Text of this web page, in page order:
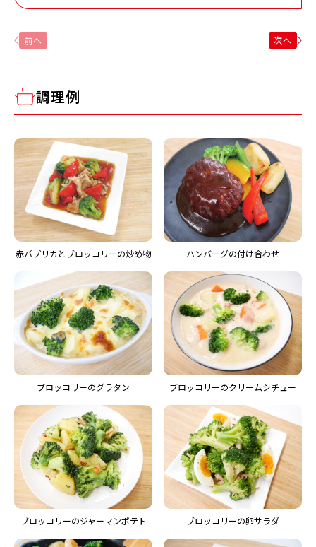
前へ 次へ
調理例
赤パプリカとブロッコリーの炒め物 ハンバーグの付け合わせ
ブロッコリーのグラタン ブロッコリーのクリームシチュー
ブロッコリーのジャーマンポテト ブロッコリーの卵サラダ